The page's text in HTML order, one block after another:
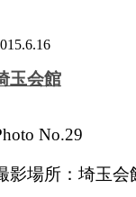
玉会館
No.29
影場所：埼玉会